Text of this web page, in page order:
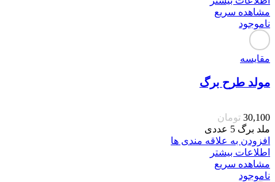
مشاهده سریع
ناموجود
مقایسه
مولد طرح برگ
30,100 تومان
ملد برگ 5 عددی
افزودن به علاقه مندی ها
اطلاعات بیشتر
مشاهده سریع
ناموجود